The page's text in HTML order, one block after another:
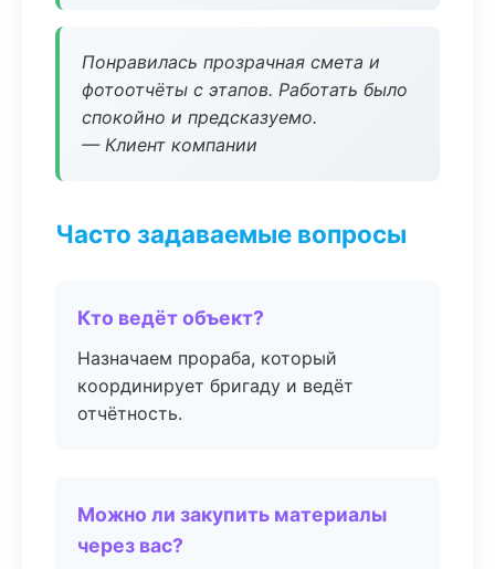
Понравилась прозрачная смета и
фотоотчёты с этапов. Работать было
спокойно и предсказуемо.
— Клиент компании
Часто задаваемые вопросы
Кто ведёт объект?
Назначаем прораба, который
координирует бригаду и ведёт
отчётность.
Можно ли закупить материалы
через вас?